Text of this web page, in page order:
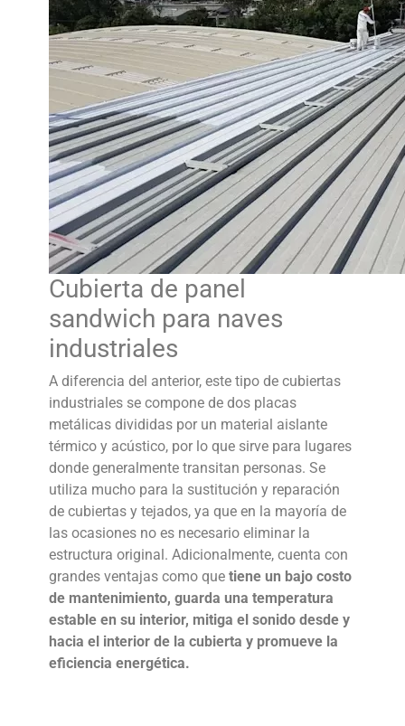
Cubierta de panel
sandwich para naves
industriales
A diferencia del anterior, este tipo de cubiertas
industriales se compone de dos placas
metálicas divididas por un material aislante
térmico y acústico, por lo que sirve para lugares
donde generalmente transitan personas. Se
utiliza mucho para la sustitución y reparación
de cubiertas y tejados, ya que en la mayoría de
las ocasiones no es necesario eliminar la
estructura original. Adicionalmente, cuenta con
grandes ventajas como que tiene un bajo costo
de mantenimiento, guarda una temperatura
estable en su interior, mitiga el sonido desde y
hacia el interior de la cubierta y promueve la
eficiencia energética.